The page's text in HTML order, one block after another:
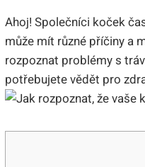
Ahoj! Společníci koček
může mít různé příčiny a
rozpoznat problémy s
potřebujete vědět pro